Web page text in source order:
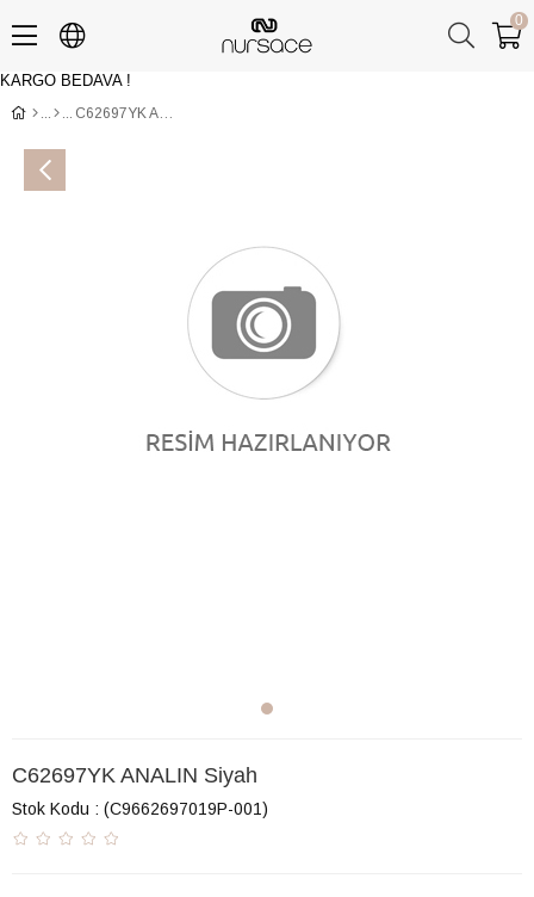
KARGO BEDAVA !
0
C62697YK ANALIN Siyah
C62697YK ANALIN Siyah
Stok Kodu (C9662697019P-001)